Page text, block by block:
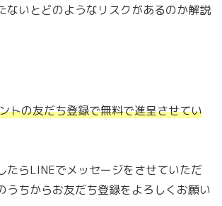
ないとどのようなリスクがあるのか解説
トの友だち登録で無料で進呈させてい
たらLINEでメッセージをさせていただ
うちからお友だち登録をよろしくお願い